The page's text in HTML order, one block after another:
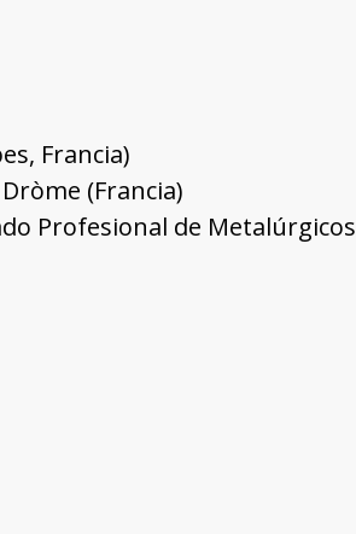
Francia)
(Francia)
Profesional de Metalúrgicos